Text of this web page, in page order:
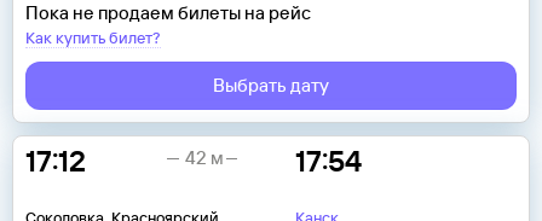
Пока не продаем билеты на рейс
Как купить билет?
Выбрать дату
17:12 17:54
42 м